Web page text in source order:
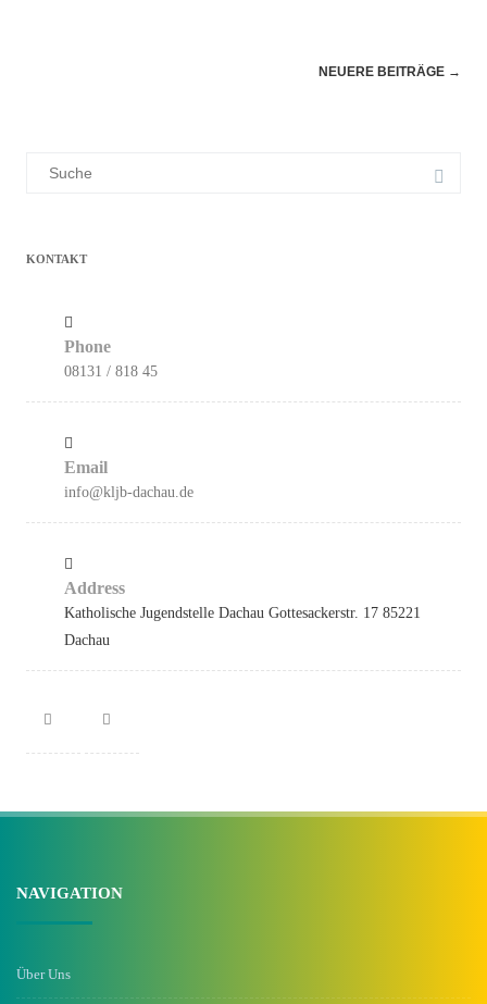
NEUERE BEITRÄGE →
KONTAKT
Phone
08131 / 818 45
Email
info@kljb-dachau.de
Address
Katholische Jugendstelle Dachau Gottesackerstr. 17 85221
Dachau
NAVIGATION
Über Uns